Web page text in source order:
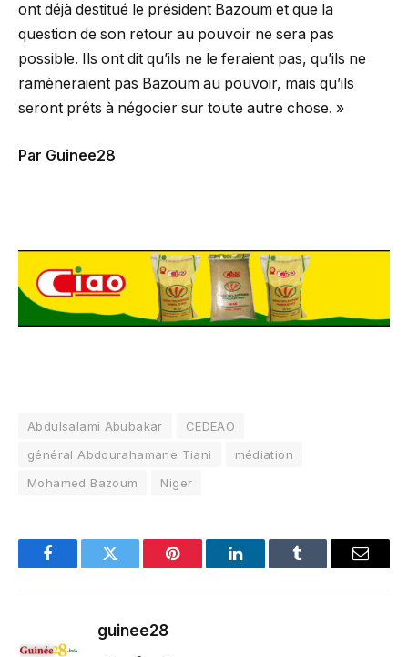
ont déjà destitué le président Bazoum et que la
question de son retour au pouvoir ne sera pas
possible. Ils ont dit qu’ils ne le feraient pas, qu’ils ne
ramèneraient pas Bazoum au pouvoir, mais qu’ils
seront prêts à négocier sur toute autre chose. »
Par Guinee28
Abdulsalami Abubakar
CEDEAO
général Abdourahamane Tiani
médiation
Mohamed Bazoum
Niger
FacebookTwitter Pinterest LinkedInTumblr Email
guinee28